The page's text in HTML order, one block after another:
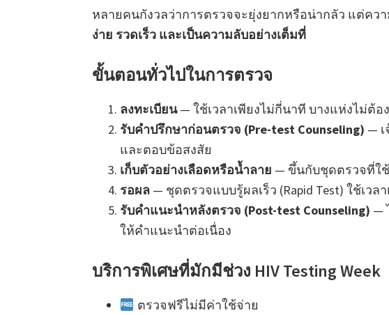
หลายคนกังวลว่าการตรวจจะยุ่งยากหรือน่ากลัว แต่คว
ง่าย รวดเร็ว และเป็นความลับอย่างเต็มที่
ขั้นตอนทั่วไปในการตรวจ
ลงทะเบียน— ใช้เวลาเพียงไม่กี่นาที บางแห่งไม่ต้อ
รับคำปรึกษาก่อนตรวจ (Pre-test Counseling) —
และตอบข้อสงสัย
เก็บตัวอย่างเลือดหรือน้ำลาย — ขึ้นกับชุดตรวจที่ใช้
รอผล — ชุดตรวจแบบรู้ผลเร็ว (Rapid Test) ใช้เวลา
รับคำแนะนำหลังตรวจ (Post-test Counseling) —
ให้คำแนะนำต่อเนื่อง
บริการพิเศษที่มักมีช่วง HIV Testing Week
ตรวจฟรีไม่มีค่าใช้จ่าย